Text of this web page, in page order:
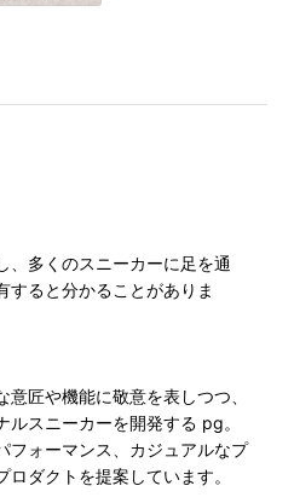
、多くのスニーカーに足を通
すると分かることがありま
匠や機能に敬意を表しつつ、
スニーカーを開発する pg。
フォーマンス、カジュアルなプ
ダクトを提案しています。